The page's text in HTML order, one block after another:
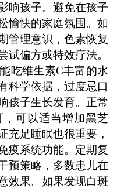
响孩子。避免在孩子
愉快的家庭氛围。如
管理意识，色素恢复
试偏方或特效疗法。
吃维生素C丰富的水
科学依据，过度忌口
孩子生长发育。正常
可以适当增加黑芝
充足睡眠也很重要，
疫系统功能。定期复
预策略，多数患儿在
效果。如果发现白斑